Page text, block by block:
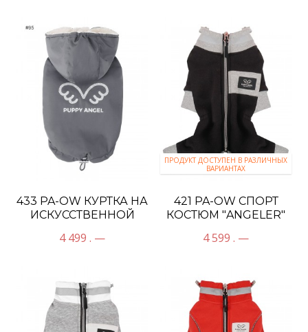
433 PA-OW КУРТКА НА
ИСКУССТВЕННОЙ
4 499 . —
ПРОДУКТ ДОСТУПЕН В РАЗЛИЧНЫХ
ВАРИАНТАХ
421 PA-OW СПОРТ
КОСТЮМ "ANGELER"
4 599 . —